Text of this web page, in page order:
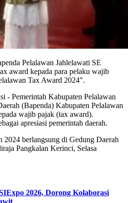
Pelalawan Jahlelawati SE
award kepada para pelaku wajib
Tax Award 2024".
- Pemerintah Kabupaten Pelalawan
(Bapenda) Kabupaten Pelalawan
wajib pajak (tax award).
apresiasi pemerintah daerah.
2024 berlangsung di Gedung Daerah
Pangkalan Kerinci, Selasa
2026, Dorong Kolaborasi